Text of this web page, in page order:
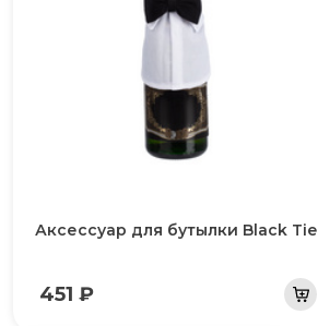
Аксессуар для бутылки Black Tie
451 ₽